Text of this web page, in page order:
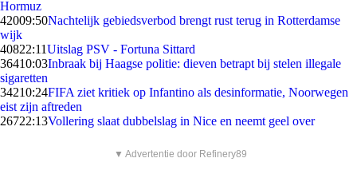
Hormuz
42009:50Nachtelijk gebiedsverbod brengt rust terug in Rotterdamse
wijk
40822:11Uitslag PSV - Fortuna Sittard
36410:03Inbraak bij Haagse politie: dieven betrapt bij stelen illegale
sigaretten
34210:24FIFA ziet kritiek op Infantino als desinformatie, Noorwegen
eist zijn aftreden
26722:13Vollering slaat dubbelslag in Nice en neemt geel over
▼ Advertentie door Refinery89